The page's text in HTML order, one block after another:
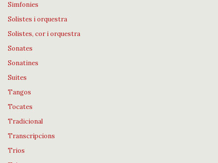
Simfonies
Solistes i orquestra
Solistes, cor i orquestra
Sonates
Sonatines
Suites
Tangos
Tocates
Tradicional
Transcripcions
Trios